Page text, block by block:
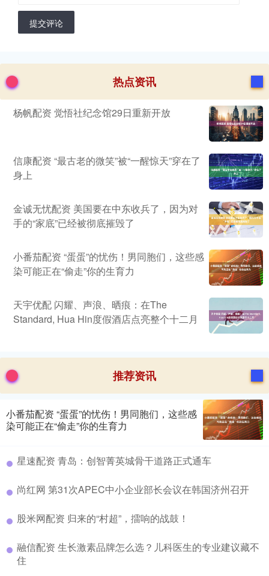
提交评论
热点资讯
杨帆配资 觉悟社纪念馆29日重新开放
信康配资 “最古老的微笑”被“一醒惊天”穿在了
身上
金诚无忧配资 美国要在中东收兵了，因为对
手的“家底”已经被彻底摧毁了
小番茄配资 “蛋蛋”的忧伤！男同胞们，这些感
染可能正在“偷走”你的生育力
天宇优配 闪耀、声浪、晒痕：在The
Standard, Hua Hin度假酒店点亮整个十二月
推荐资讯
小番茄配资 “蛋蛋”的忧伤！男同胞们，这些感
染可能正在“偷走”你的生育力
星速配资 青岛：创智菁英城骨干道路正式通车
尚红网 第31次APEC中小企业部长会议在韩国济州召开
股米网配资 归来的“村超”，擂响的战鼓！
融信配资 生长激素品牌怎么选？儿科医生的专业建议藏不
住